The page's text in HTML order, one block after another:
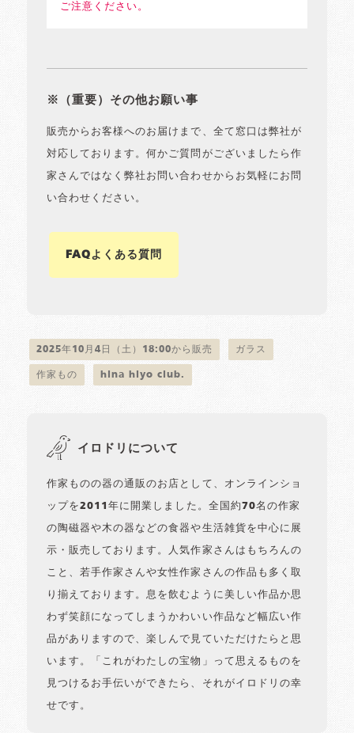
ご注意ください。
※（重要）その他お願い事
販売からお客様へのお届けまで、全て窓口は弊社が
対応しております。何かご質問がございましたら作
家さんではなく弊社お問い合わせからお気軽にお問
い合わせください。
FAQよくある質問
2025年10月4日（土）18:00から販売 ガラス
作家もの hina hiyo club.
イロドリについて
作家ものの器の通販のお店として、オンラインショ
ップを2011年に開業しました。全国約70名の作家
の陶磁器や木の器などの食器や生活雑貨を中心に展
示・販売しております。人気作家さんはもちろんの
こと、若手作家さんや女性作家さんの作品も多く取
り揃えております。息を飲むように美しい作品か思
わず笑顔になってしまうかわいい作品など幅広い作
品がありますので、楽しんで見ていただけたらと思
います。「これがわたしの宝物」って思えるものを
見つけるお手伝いができたら、それがイロドリの幸
せです。